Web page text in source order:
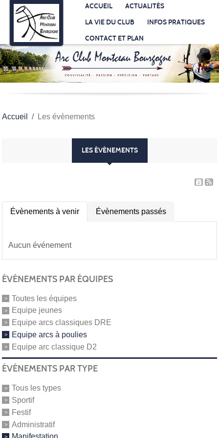
ACCUEIL
ACTUALITÉS
LA VIE DU CLUB
INFOS PRATIQUES
CONTACT ET PLAN
Accueil Les évènements
LES ÉVÈNEMENTS
Évènements à venir Évènements passés
Aucun événement
ÉVÉNEMENTS PAR ÉQUIPES
Toutes les équipes
Equipe jeunes
Equipe arcs classiques DRE
Equipe arcs à poulies
Equipe arc classique D2
ÉVÉNEMENTS PAR TYPE
Tous les types
Sportif
Festif
Administratif
Panneau de gestion des cookies